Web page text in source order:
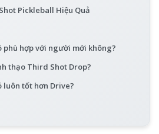
Pickleball Hiệu Quả
phù hợp với người mới không?
thạo Third Shot Drop?
luôn tốt hơn Drive?